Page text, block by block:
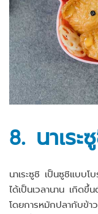
8. นาเระ
นาเระซูชิ เป็นซูชิแบบโ
ได้เป็นเวลานาน เกิด
โดยการหมักปลากับข้า